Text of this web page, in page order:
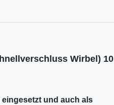
Wirbel) 10
und auch als